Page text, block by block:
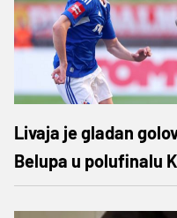
Livaja je gladan
Belupa u polufinalu